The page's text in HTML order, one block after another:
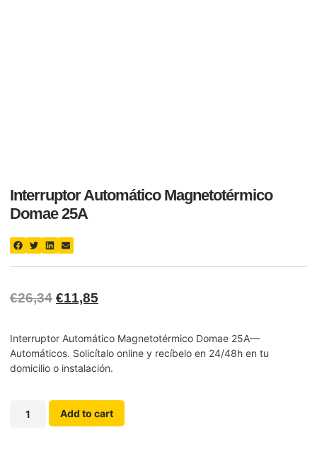
Interruptor Automático Magnetotérmico
Domae 25A
€26,34 €11,85
Interruptor Automático Magnetotérmico Domae 25A—
Automáticos. Solicítalo online y recíbelo en 24/48h en tu
domicilio o instalación.
Add to cart